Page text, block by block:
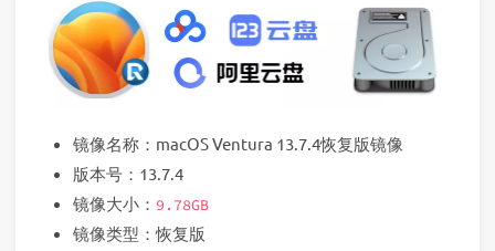
镜像名称：macOS Ventura 13.7.4恢复版镜像
版本号：13.7.4
镜像大小： 9.78GB
镜像类型：恢复版